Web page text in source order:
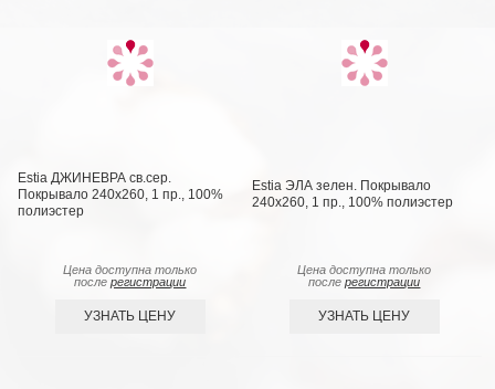
Estia ДЖИНЕВРА св.сер.
Покрывало 240х260, 1 пр., 100%
полиэстер
Цена доступна только
послерегистрации
УЗНАТЬ ЦЕНУ
Estia ЭЛА зелен. Покрывало
240х260, 1 пр., 100% полиэстер
Цена доступна только
послерегистрации
УЗНАТЬ ЦЕНУ